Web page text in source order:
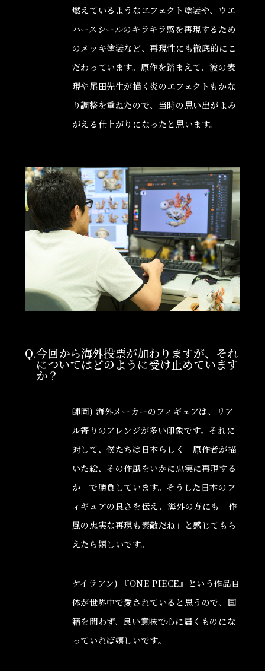
燃えているようなエフェクト塗装や、ウエ
ハースシールのキラキラ感を再現するため
のメッキ塗装など、再現性にも徹底的にこ
だわっています。原作を踏まえて、波の表
現や尾田先生が描く炎のエフェクトもかな
り調整を重ねたので、当時の思い出がよみ
がえる仕上がりになったと思います。
Q.今回から海外投票が加わりますが、それ
についてはどのように受け止めています
か？
師岡) 海外メーカーのフィギュアは、リア
ル寄りのアレンジが多い印象です。それに
対して、僕たちは日本らしく「原作者が描
いた絵、その作風をいかに忠実に再現する
か」で勝負しています。そうした日本のフ
ィギュアの良さを伝え、海外の方にも「作
風の忠実な再現も素敵だね」と感じてもら
えたら嬉しいです。
ケイラアン) 『ONE PIECE』という作品自
体が世界中で愛されていると思うので、国
籍を問わず、良い意味で心に届くものにな
っていれば嬉しいです。